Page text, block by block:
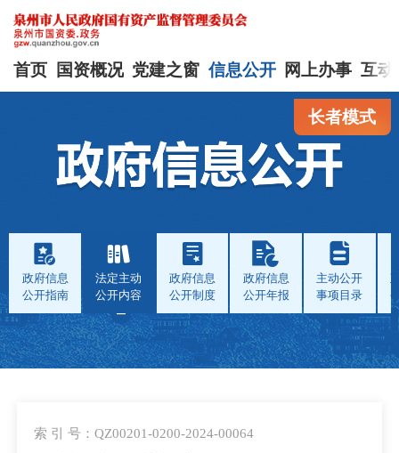
首页 国资概况 党建之窗 信息公开 网上办事 互动
长者模式
政府信息
公开指南
法定主动
公开内容
政府信息
公开制度
政府信息
公开年报
主动公开
事项目录
索 引 号：QZ00201-0200-2024-00064